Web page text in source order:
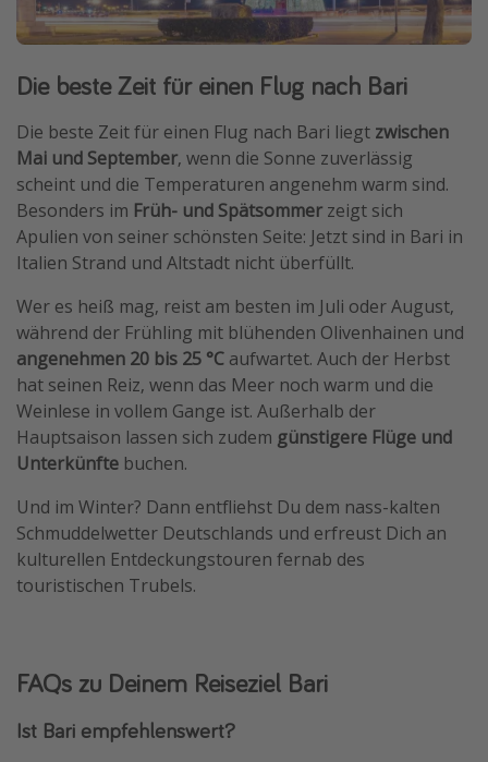
Die beste Zeit für einen Flug nach Bari
Die beste Zeit für einen Flug nach Bari liegt zwischen
Mai und September, wenn die Sonne zuverlässig
scheint und die Temperaturen angenehm warm sind.
Besonders im Früh- und Spätsommer zeigt sich
Apulien von seiner schönsten Seite: Jetzt sind in Bari in
Italien Strand und Altstadt nicht überfüllt.
Wer es heiß mag, reist am besten im Juli oder August,
während der Frühling mit blühenden Olivenhainen und
angenehmen 20 bis 25 °C aufwartet. Auch der Herbst
hat seinen Reiz, wenn das Meer noch warm und die
Weinlese in vollem Gange ist. Außerhalb der
Hauptsaison lassen sich zudem günstigere Flüge und
Unterkünfte buchen.
Und im Winter? Dann entfliehst Du dem nass-kalten
Schmuddelwetter Deutschlands und erfreust Dich an
kulturellen Entdeckungstouren fernab des
touristischen Trubels.
FAQs zu Deinem Reiseziel Bari
Ist Bari empfehlenswert?